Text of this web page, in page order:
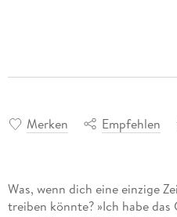
Merken Empfehlen
Was, wenn dich eine einzige
treiben könnte? »Ich habe